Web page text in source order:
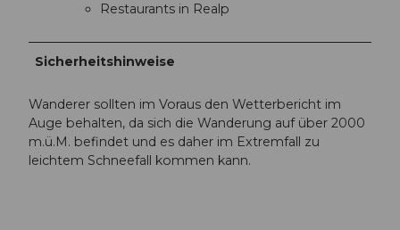
Restaurants in Realp
Sicherheitshinweise
Wanderer sollten im Voraus den Wetterbericht im
Auge behalten, da sich die Wanderung auf über 2000
m.ü.M. befindet und es daher im Extremfall zu
leichtem Schneefall kommen kann.